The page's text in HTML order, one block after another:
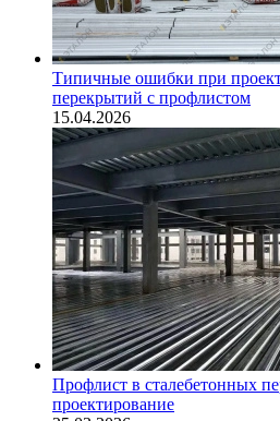
Типичные ошибки при
перекрытий с профлистом
15.04.2026
Профлист в сталебетонных
проектирование